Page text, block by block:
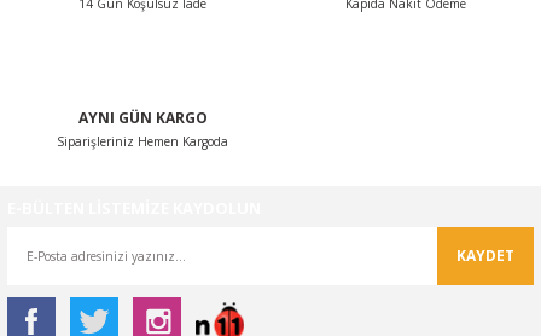
14 Gün Koşulsuz İade Kapıda Nakit Ödeme
AYNI GÜN KARGO
Siparişleriniz Hemen Kargoda
KAYDET